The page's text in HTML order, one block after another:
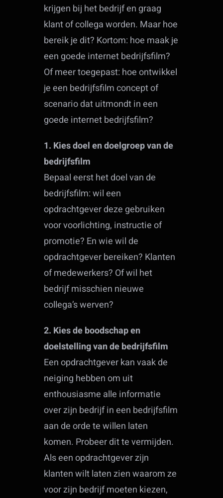
krijgen bij het bedrijf en graag
klant of collega worden. Maar hoe
bereik je dit? Kortom: hoe maak je
een goede internet bedrijfsfilm?
Of meer toegepast: hoe ontwikkel
je een bedrijfsfilm concept of
scenario dat uitmondt in een
goede internet bedrijfsfilm?
1. Kies doel en doelgroep van de
bedrijfsfilm
Bepaal eerst het doel van de
bedrijfsfilm: wil een
opdrachtgever deze gebruiken
voor voorlichting, instructie of
promotie? En wie wil de
opdrachtgever bereiken? Klanten
of medewerkers? Of wil het
bedrijf misschien nieuwe
collega’s werven?
2. Kies de boodschap en
doelstelling van de bedrijfsfilm
Een opdrachtgever kan vaak de
neiging hebben om uit
enthousiasme alle informatie
over zijn bedrijf in een bedrijfsfilm
aan de orde te willen laten
komen. Probeer dit te vermijden.
Als een opdrachtgever zijn
klanten wilt laten zien waarom ze
voor zijn bedrijf moeten kiezen,